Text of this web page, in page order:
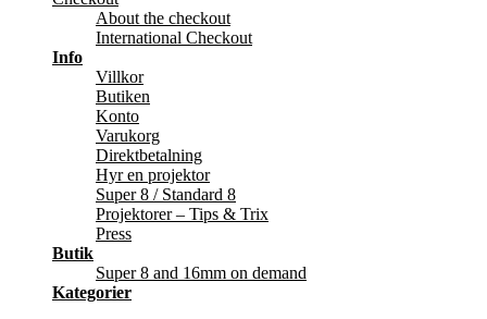
About the checkout
International Checkout
Info
Villkor
Butiken
Konto
Varukorg
Direktbetalning
Hyr en projektor
Super 8 / Standard 8
Projektorer – Tips & Trix
Press
Butik
Super 8 and 16mm on demand
Kategorier